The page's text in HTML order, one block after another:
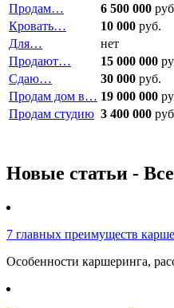
Продам…
6 500 000
Кровать…
10 000 руб.
Для…
нет
Продают…
15 000 000
Сдаю…
30 000 руб.
Продам дом в… 19 000 000
Продам студию 3 400 000
Новые статьи -
7 главных преимуществ
Особенности каршеринга,